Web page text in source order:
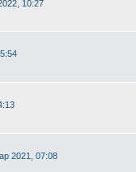
10:27
2021, 07:08